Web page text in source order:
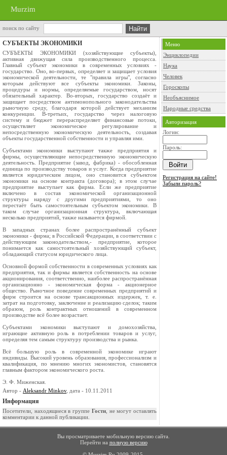
Murzim
поиск по сайту
СУБЪЕКТЫ ЭКОНОМИКИ
СУБЪЕКТЫ ЭКОНОМИКИ (хозяйствующие субъекты),
активная движущая сила производственного процесса.
Главный субъект экономики в современных условиях -
государство. Оно, во-первых, определяет и защищает условия
экономической деятельности, те "правила игры", согласно
которым действуют все субъекты экономики. Законы,
процедуры и нормы, определяемые государством, носят
обязательный характер. Во-вторых, государство создаёт и
защищает посредством антимонопольного законодательства
рыночную среду, благодаря которой действует механизм
конкуренции. В-третьих, государство через налоговую
систему и бюджет перераспределяет финансовые потоки,
осуществляет экономическое регулирование и
непосредственную экономическую деятельность, создавая
объекты государственной собственности и управляя ими.
Субъектами экономики выступают также предприятия и
фирмы, осуществляющие непосредственную экономическую
деятельность. Предприятие (завод, фабрика) - обособленная
единица по производству товаров и услуг. Когда предприятие
является юридическим лицом, оно становится субъектом
экономики на основе контракта (договора); в этом случае
предприятие выступает как фирма. Если же предприятие
включено в состав экономической организационной
структуры наряду с другими предприятиями, то оно
перестаёт быть самостоятельным субъектом экономики. В
таком случае организационная структура, включающая
несколько предприятий, также называется фирмой.
В западных странах более распространённый субъект
экономики - фирма; в Российской Федерации, в соответствии с
действующим законодательством,- предприятие, которое
понимается как самостоятельный хозяйствующий субъект,
обладающий статусом юридического лица.
Основной формой собственности в современных условиях как
предприятия, так и фирмы является собственность на основе
акционирования, соответственно, наиболее распространённая
организационно - экономическая форма - акционерное
общество. Рыночное поведение современных предприятий и
фирм строится на основе трансакционных издержек, т. е.
затрат на подготовку, заключение и реализацию сделок; таким
образом, роль контрактных отношений в современном
производстве всё более возрастает.
Субъектами экономики выступают и домохозяйства,
играющие активную роль в потреблении товаров и услуг,
определяя тем самым структуру производства и рынка.
Всё большую роль в современной экономике играют
индивиды. Высокий уровень образования, профессионализм и
квалификация, по мнению многих экономистов, становятся
главным фактором экономического роста.
Э. Ф. Миженская.
Автор - Aleksandr Minkov, дата - 10.11.2011
Информация
Посетители, находящиеся в группе Гости, не могут оставлять
комментарии к данной публикации.
Меню
Энциклопедии
Наука
Человек
Гороскопы
Необъяснимое
Народные средства
Авторизация
Логин:
Пароль:
Регистрация на сайте!
Забыли пароль?
Вы просматриваете мобильную версию сайта.
Перейти на полную версию